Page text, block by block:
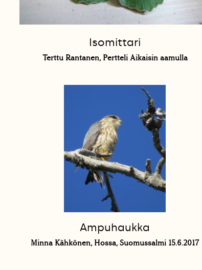
Isomittari
Terttu Rantanen, Pertteli Aikaisin aamulla
Ampuhaukka
Minna Kähkönen, Hossa, Suomussalmi 15.6.2017